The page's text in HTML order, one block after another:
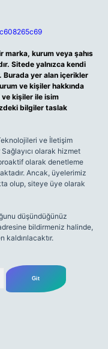
marka, kurum veya şahıs
Sitede yalnızca kendi
Burada yer alan içerikler
ve kişiler hakkında
ve kişiler ile isim
bilgiler taslak
ve İletişim
olarak hizmet
olarak denetleme
Ancak, üyelerimiz
olup, siteye üye olarak
düşündüğünüz
bildirmeniz halinde,